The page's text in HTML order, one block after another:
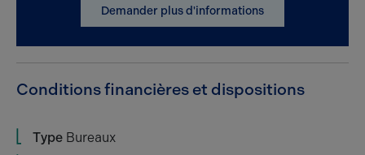
Demander plus d'informations
Conditions financières et dispositions
Type Bureaux